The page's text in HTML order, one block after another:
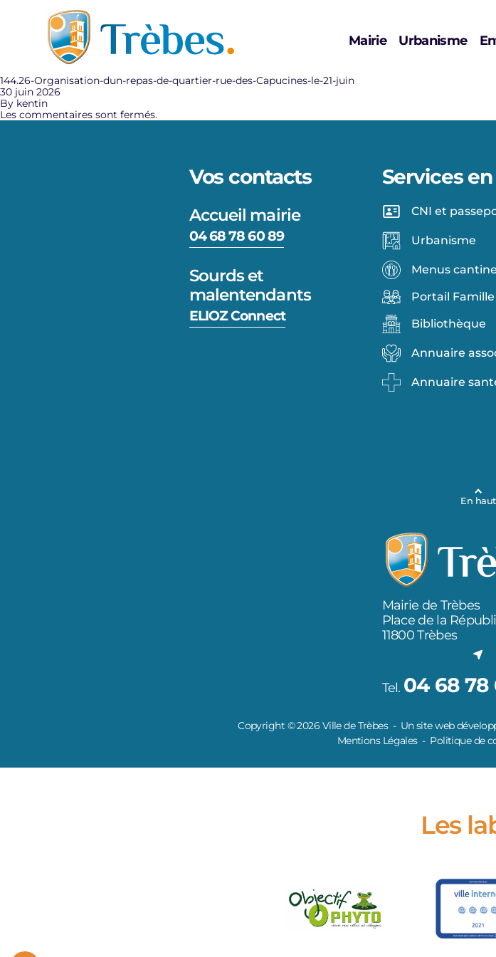
Mairie Urbanisme
144.26-Organisation-dun-repas-de-quartier-rue-des-Capucines-le-21-juin
30 juin 2026
By kentin
Les commentaires sont fermés.
Vos contacts
Accueil mairie
04 68 78 60 89
Sourds et
malentendants
ELIOZ Connect
Services en
CNI et
Urbanisme
Menus cantine
Portail Famille
Bibliothèque
Annuaire
Annuaire
En haut
Mairie de Trèbes
Place de la
11800 Trèbes
Tel. 04 68 78
Copyright © 2026 Ville de Trèbes Un site web
Mentions Légales
Politique de
Les